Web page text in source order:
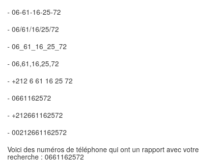
- 06-61-16-25-72
- 06/61/16/25/72
- 06_61_16_25_72
- 06,61,16,25,72
- +212 6 61 16 25 72
- 0661162572
- +212661162572
- 00212661162572
Voici des numéros de téléphone qui ont un rapport avec votre
recherche : 0661162572